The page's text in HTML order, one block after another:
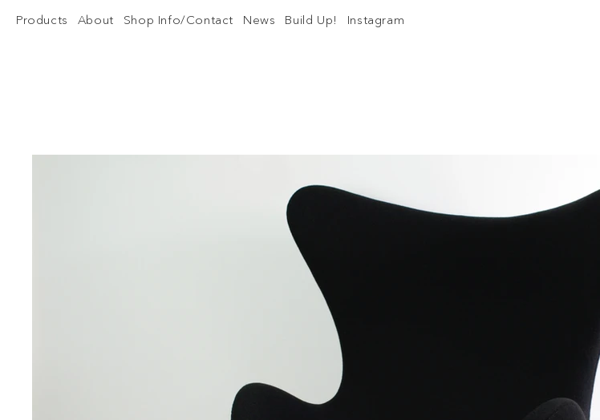
Products About Shop Info/Contact News Build Up! Instagram